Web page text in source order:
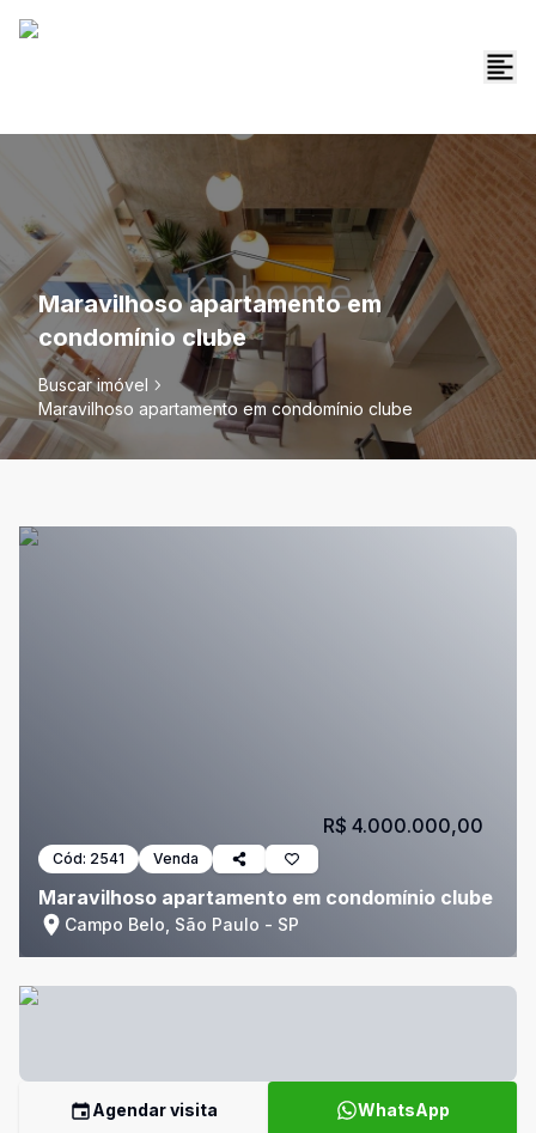
Maravilhoso apartamento em
condomínio clube
Buscar imóvel
Maravilhoso apartamento em condomínio clube
Cód: 2541 Venda
Maravilhoso apartamento em condomínio clube
Campo Belo, São Paulo - SP
R$ 4.000.000,00
Agendar visita WhatsApp